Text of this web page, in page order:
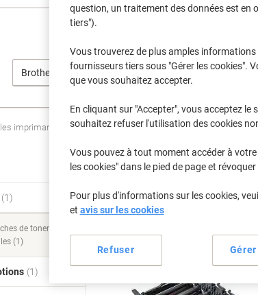
Brother MFC-L
les imprimantes listées et/ou les cartouches précédemment
Brother MFC-L
Trier par :
(1)
de toner
(1)
(1)
question, un traitement des données est
tiers").
Vous trouverez de plus amples
fournisseurs tiers sous "Gérer les cookies".
que vous souhaitez accepter.
En cliquant sur "Accepter", vous acceptez
souhaitez refuser l'utilisation des cookies
Vous pouvez à tout moment accéder à
les cookies" dans le pied de page et
Pour plus d'informations sur les cookies,
et avis sur les cookies
Refuser